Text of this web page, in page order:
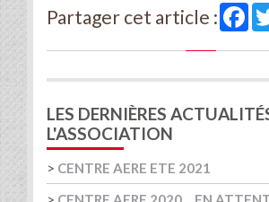
Partager cet article :
LES DERNIÈRES
L'ASSOCIATION
> CENTRE AERE ETE 2021